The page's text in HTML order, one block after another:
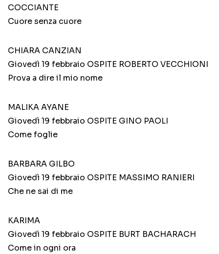
COCCIANTE
Cuore senza cuore
CHIARA CANZIAN
Giovedì 19 febbraio OSPITE ROBERTO VECCHIONI
Prova a dire il mio nome
MALIKA AYANE
Giovedì 19 febbraio OSPITE GINO PAOLI
Come foglie
BARBARA GILBO
Giovedì 19 febbraio OSPITE MASSIMO RANIERI
Che ne sai di me
KARIMA
Giovedì 19 febbraio OSPITE BURT BACHARACH
Come in ogni ora